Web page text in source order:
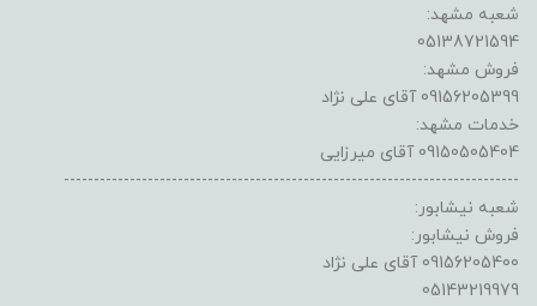
شعبه مشهد:
05138721594
فروش مشهد:
09156205399 آقای علی نژاد
خدمات مشهد:
09150505404 آقای میرزایی
----------------------------------------------------------------------------
شعبه نیشابور:
فروش نیشابور:
09156205400 آقای علی نژاد
05143219979